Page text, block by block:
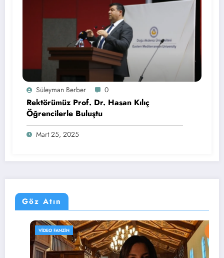
Süleyman Berber 0
Rektörümüz Prof. Dr. Hasan Kılıç
Öğrencilerle Buluştu
Mart 25, 2025
Göz Atın
VIDEO FANZIN